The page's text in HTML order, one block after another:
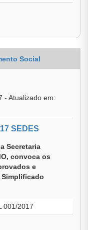
Social
- Atualizado em:
SEDES
Secretaria
convoca os
e
001/2017